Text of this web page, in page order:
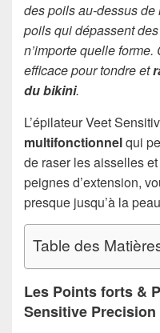
des poils au-dessus
poils qui dépassent
n’importe quelle
efficace pour tondre et
du bikini.
L’épilateur Veet
multifonctionnelqui
de raser les aisselles
peignes d’extension,
presque jusqu’à la
Table des
Les Points forts &
Sensitive Precision